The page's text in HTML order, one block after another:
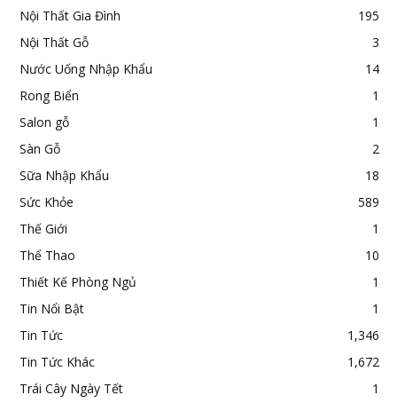
Nội Thất Gia Đình
195
Nội Thất Gỗ
3
Nước Uống Nhập Khẩu
14
Rong Biển
1
Salon gỗ
1
Sàn Gỗ
2
Sữa Nhập Khẩu
18
Sức Khỏe
589
Thế Giới
1
Thể Thao
10
Thiết Kế Phòng Ngủ
1
Tin Nổi Bật
1
Tin Tức
1,346
Tin Tức Khác
1,672
Trái Cây Ngày Tết
1